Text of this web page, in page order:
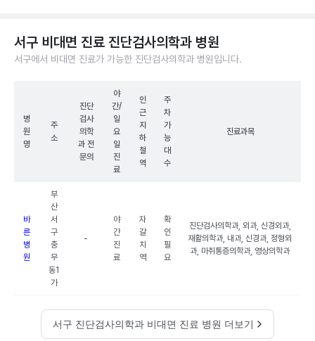
서구 비대면 진료 진단검사의학과 병원
서구에서 비대면 진료가 가능한 진단검사의학과 병원입니다.
병
원
명
주
소
진단
검사
의학
과 전
문의
야
간/
일
요
일
진
료
인
근
지
하
철
역
주
차
가
능
대
수
진료과목
바
른
병
원
부
산
서
구
충
무
동1
가
-
야
간
진
료
자
갈
치
역
확
인
필
요
진단검사의학과, 외과, 신경외과,
재활의학과, 내과, 신경과, 정형외
과, 마취통증의학과, 영상의학과
서구 진단검사의학과 비대면 진료 병원 더보기